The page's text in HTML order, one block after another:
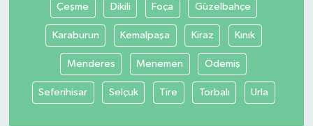
Çeşme Dikili Foça Güzelbahçe
Karaburun Kemalpaşa Kiraz Kınık
Menderes Menemen Ödemiş
Seferihisar Selçuk Tire Torbalı Urla